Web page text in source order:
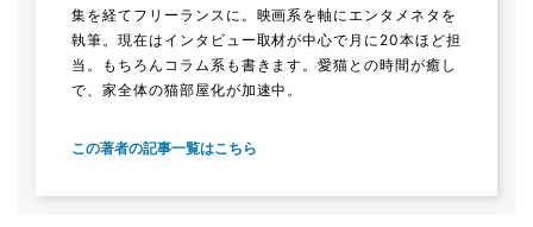
集を経てフリーランスに。映画系を軸にエンタメネタを
執筆。現在はインタビュー取材が中心で月に20本ほど担
当。もちろんコラム系も書きます。愛猫との時間が癒し
で、家全体の猫部屋化が加速中。
この著者の記事一覧はこちら